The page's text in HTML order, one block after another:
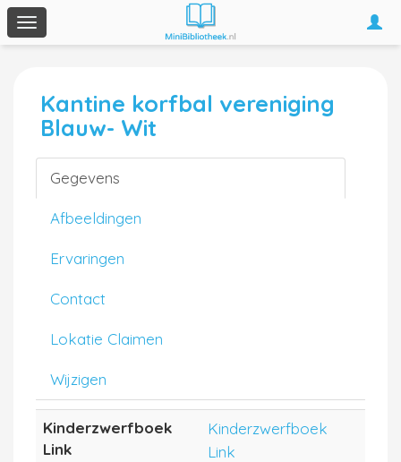
Toggle
navigation
Kantine korfbal vereniging
Blauw- Wit
Gegevens
Afbeeldingen
Ervaringen
Contact
Lokatie Claimen
Wijzigen
Kinderzwerfboek
Link
Kinderzwerfboek
Link